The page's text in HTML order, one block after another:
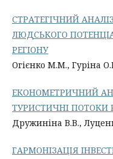
СТРАТЕГІЧНИЙ
ЛЮДСЬКОГО
РЕГІОНУ
Огієнко М.М., Гуріна
ЕКОНОМЕТРИЧНИЙ
ТУРИСТИЧНІ ПОТОКИ
Дружиніна В.В.,
ГАРМОНІЗАЦІЯ